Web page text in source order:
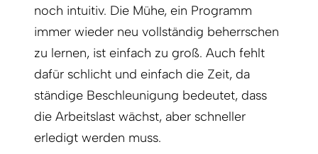
noch intuitiv. Die Mühe, ein Programm
immer wieder neu vollständig beherrschen
zu lernen, ist einfach zu groß. Auch fehlt
dafür schlicht und einfach die Zeit, da
ständige Beschleunigung bedeutet, dass
die Arbeitslast wächst, aber schneller
erledigt werden muss.